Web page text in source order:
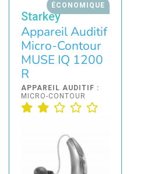
ÉCONOMIQUE
Starkey
Appareil Auditif
Micro-Contour
MUSE IQ 1200
R
APPAREIL AUDITIF :
MICRO-CONTOUR